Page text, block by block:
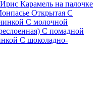
Ирис Карамель на палочке
Открытая С
С молочной
С помадной
С шоколадно-